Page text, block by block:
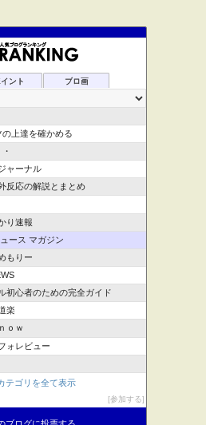
ント ブロ画
上達を確かめる
ャーナル
反応の解説とまとめ
り速報
ース マガジン
もりー
初心者のための完全ガイド
楽
ｏｗ
ォレビュー
テゴリを全て表示
参加する